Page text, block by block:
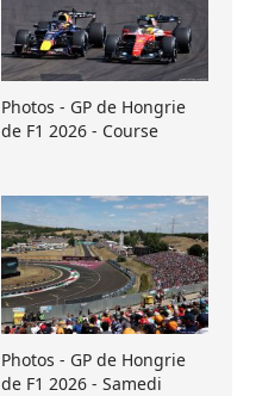
Photos - GP de Hongrie
de F1 2026 - Course
Photos - GP de Hongrie
de F1 2026 - Samedi